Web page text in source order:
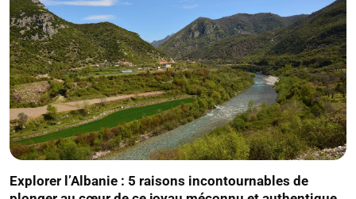
Explorer l’Albanie : 5 raisons incontournables de